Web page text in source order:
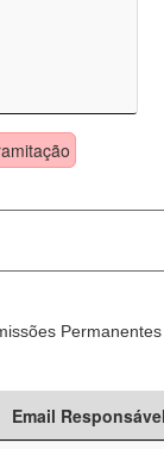
Email